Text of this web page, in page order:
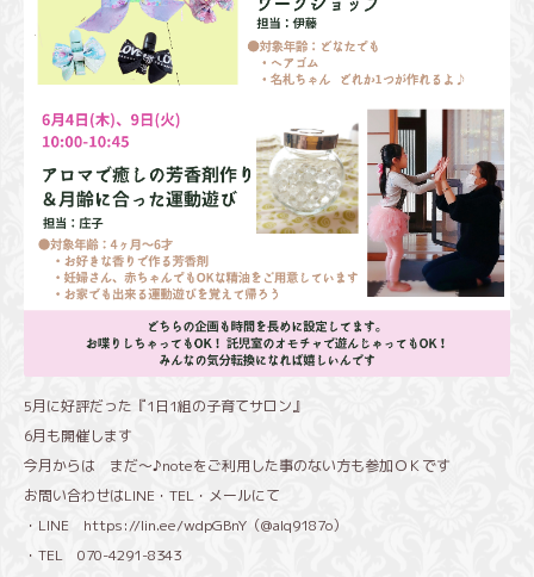
5月に好評だった『1日1組の子育てサロン』
6月も開催します
今月からは まだ～♪noteをご利用した事のない方も参加ＯＫです
お問い合わせはLINE・TEL・メールにて
・LINE https://lin.ee/wdpGBnY （@alq9187o）
・TEL 070-4291-8343